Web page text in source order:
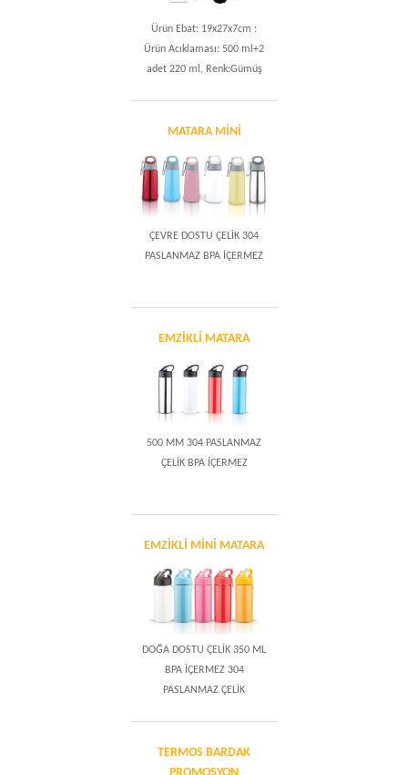
Ürün Ebat: 19x27x7cm :
Ürün Acıklaması: 500 ml+2
adet 220 ml, Renk:Gümüş
MATARA MİNİ
ÇEVRE DOSTU ÇELİK 304
PASLANMAZ BPA İÇERMEZ
EMZİKLİ MATARA
500 MM 304 PASLANMAZ
ÇELİK BPA İÇERMEZ
EMZİKLİ MİNİ MATARA
DOĞA DOSTU ÇELİK 350 ML
BPA İÇERMEZ 304
PASLANMAZ ÇELİK
TERMOS BARDAK